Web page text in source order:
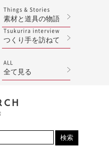
Things & Stories
素材と道具の物語
Tsukurira interview
つくり手を訪ねて
ALL
全て見る